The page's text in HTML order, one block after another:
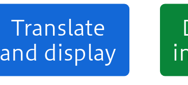
Translate
and display